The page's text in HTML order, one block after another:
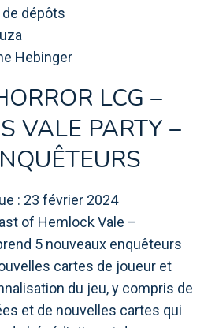
dépôts
Hebinger
LCG –
VALE PARTY –
: 23 février 2024
of Hemlock Vale –
5 nouveaux enquêteurs
cartes de joueur et
du jeu, y compris de
et de nouvelles cartes qui